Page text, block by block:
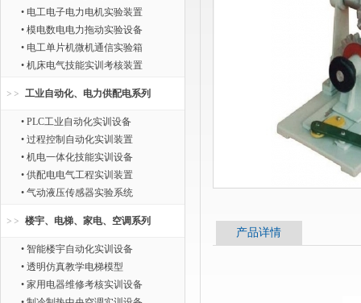
• 电工电子电力电机实验装置
• 模电数电电力拖动实验设备
• 电工单片机微机通信实验箱
• 机床电气技能实训考核装置
工业自动化、电力供配电系列
• PLC工业自动化实训设备
• 过程控制自动化实训装置
• 机电一体化技能实训设备
• 供配电电气工程实训装置
• 气动液压传感器实验系统
楼宇、电梯、家电、空调系列
• 智能楼宇自动化实训设备
• 透明仿真教学电梯模型
• 家用电器维修考核实训设备
产品详情